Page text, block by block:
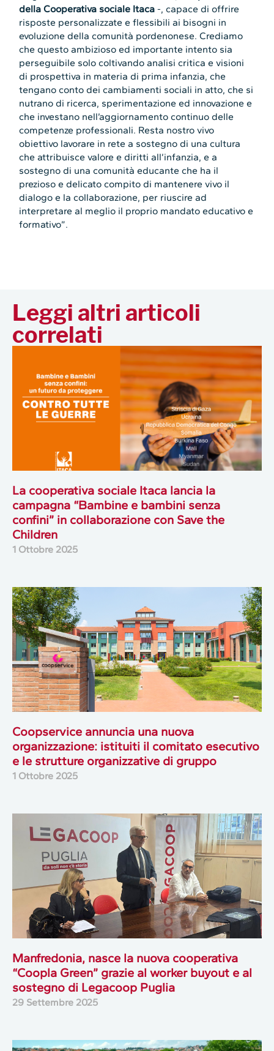
della Cooperativa sociale Itaca -, capace di offrire
risposte personalizzate e flessibili ai bisogni in
evoluzione della comunità pordenonese. Crediamo
che questo ambizioso ed importante intento sia
perseguibile solo coltivando analisi critica e visioni
di prospettiva in materia di prima infanzia, che
tengano conto dei cambiamenti sociali in atto, che si
nutrano di ricerca, sperimentazione ed innovazione e
che investano nell’aggiornamento continuo delle
competenze professionali. Resta nostro vivo
obiettivo lavorare in rete a sostegno di una cultura
che attribuisce valore e diritti all’infanzia, e a
sostegno di una comunità educante che ha il
prezioso e delicato compito di mantenere vivo il
dialogo e la collaborazione, per riuscire ad
interpretare al meglio il proprio mandato educativo e
formativo”.
Leggi altri articoli
correlati
La cooperativa sociale Itaca lancia la
campagna “Bambine e bambini senza
confini” in collaborazione con Save the
Children
1 Ottobre 2025
Coopservice annuncia una nuova
organizzazione: istituiti il comitato esecutivo
e le strutture organizzative di gruppo
1 Ottobre 2025
Manfredonia, nasce la nuova cooperativa
“Coopla Green” grazie al worker buyout e al
sostegno di Legacoop Puglia
29 Settembre 2025